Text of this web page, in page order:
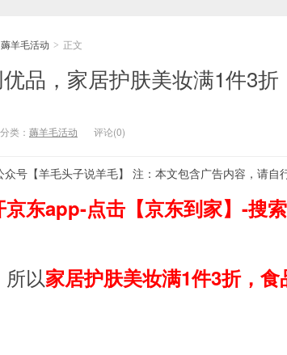
薅羊毛活动 > 正文
品，家居护肤美妆满1件3
分类： 薅羊毛活动 评论(0)
众号【羊毛头子说羊毛】 注：本文包含广告内容，请自
京东app-点击【京东到家】-搜索
所以家居护肤美妆满1件3折，